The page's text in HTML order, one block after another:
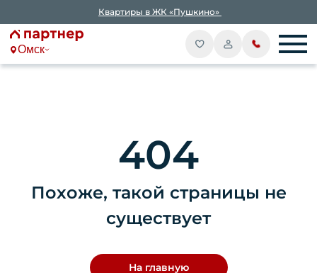
Квартиры в ЖК «Пушкино»
Омск
404
Похоже, такой страницы не
существует
На главную